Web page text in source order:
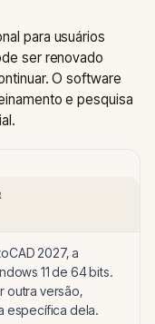
para usuários
ser renovado
O software
e pesquisa
2027, a
11 de 64 bits.
outra versão,
específica dela.